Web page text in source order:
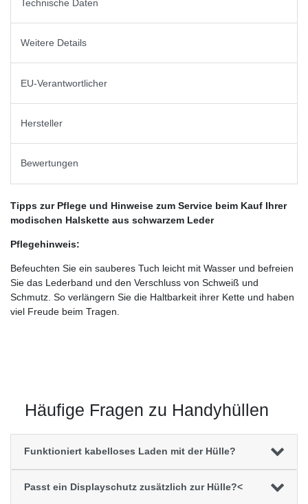
Technische Daten
Weitere Details
EU-Verantwortlicher
Hersteller
Bewertungen
Tipps zur Pflege und Hinweise zum Service beim Kauf Ihrer
modischen Halskette aus schwarzem Leder
Pflegehinweis:
Befeuchten Sie ein sauberes Tuch leicht mit Wasser und befreien
Sie das Lederband und den Verschluss von Schweiß und
Schmutz. So verlängern Sie die Haltbarkeit ihrer Kette und haben
viel Freude beim Tragen.
Häufige Fragen zu Handyhüllen
Funktioniert kabelloses Laden mit der Hülle?
Passt ein Displayschutz zusätzlich zur Hülle?<